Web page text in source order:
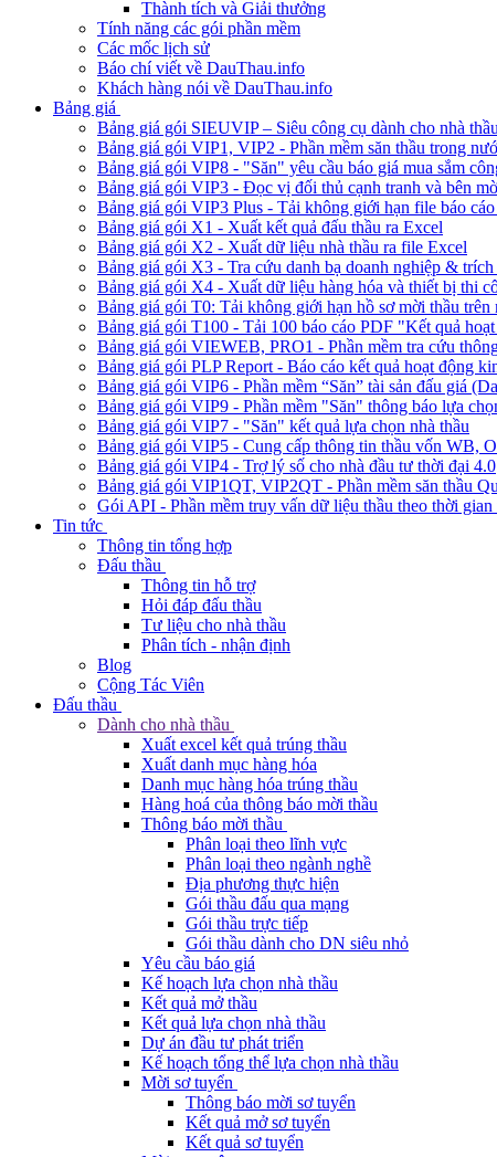
Thành tích và Giải thưởng
Tính năng các gói phần mềm
Các mốc lịch sử
Báo chí viết về DauThau.info
Khách hàng nói về DauThau.info
Bảng giá
Bảng giá gói SIEUVIP – Siêu công cụ dành cho nhà
Bảng giá gói VIP1, VIP2 - Phần mềm săn thầu trong
Bảng giá gói VIP8 - "Săn" yêu cầu báo giá mua sắm
Bảng giá gói VIP3 - Đọc vị đối thủ cạnh tranh và bên
Bảng giá gói VIP3 Plus - Tải không giới hạn file báo cáo
Bảng giá gói X1 - Xuất kết quả đấu thầu ra Excel
Bảng giá gói X2 - Xuất dữ liệu nhà thầu ra file Excel
Bảng giá gói X3 - Tra cứu danh bạ doanh nghiệp &
Bảng giá gói X4 - Xuất dữ liệu hàng hóa và thiết bị thi
Bảng giá gói T0: Tải không giới hạn hồ sơ mời thầu trên
Bảng giá gói T100 - Tải 100 báo cáo PDF "Kết quả
Bảng giá gói VIEWEB, PRO1 - Phần mềm tra cứu
Bảng giá gói PLP Report - Báo cáo kết quả hoạt động
Bảng giá gói VIP6 - Phần mềm “Săn” tài sản đấu giá
Bảng giá gói VIP9 - Phần mềm "Săn" thông báo lựa
Bảng giá gói VIP7 - "Săn" kết quả lựa chọn nhà thầu
Bảng giá gói VIP5 - Cung cấp thông tin thầu vốn WB,
Bảng giá gói VIP4 - Trợ lý số cho nhà đầu tư thời đại 4.0
Bảng giá gói VIP1QT, VIP2QT - Phần mềm săn thầu
Gói API - Phần mềm truy vấn dữ liệu thầu theo thời gian
Tin tức
Thông tin tổng hợp
Đấu thầu
Thông tin hỗ trợ
Hỏi đáp đấu thầu
Tư liệu cho nhà thầu
Phân tích - nhận định
Blog
Cộng Tác Viên
Đấu thầu
Dành cho nhà thầu
Xuất excel kết quả trúng thầu
Xuất danh mục hàng hóa
Danh mục hàng hóa trúng thầu
Hàng hoá của thông báo mời thầu
Thông báo mời thầu
Phân loại theo lĩnh vực
Phân loại theo ngành nghề
Địa phương thực hiện
Gói thầu đấu qua mạng
Gói thầu trực tiếp
Gói thầu dành cho DN siêu nhỏ
Yêu cầu báo giá
Kế hoạch lựa chọn nhà thầu
Kết quả mở thầu
Kết quả lựa chọn nhà thầu
Dự án đầu tư phát triển
Kế hoạch tổng thể lựa chọn nhà thầu
Mời sơ tuyển
Thông báo mời sơ tuyển
Kết quả mở sơ tuyển
Kết quả sơ tuyển